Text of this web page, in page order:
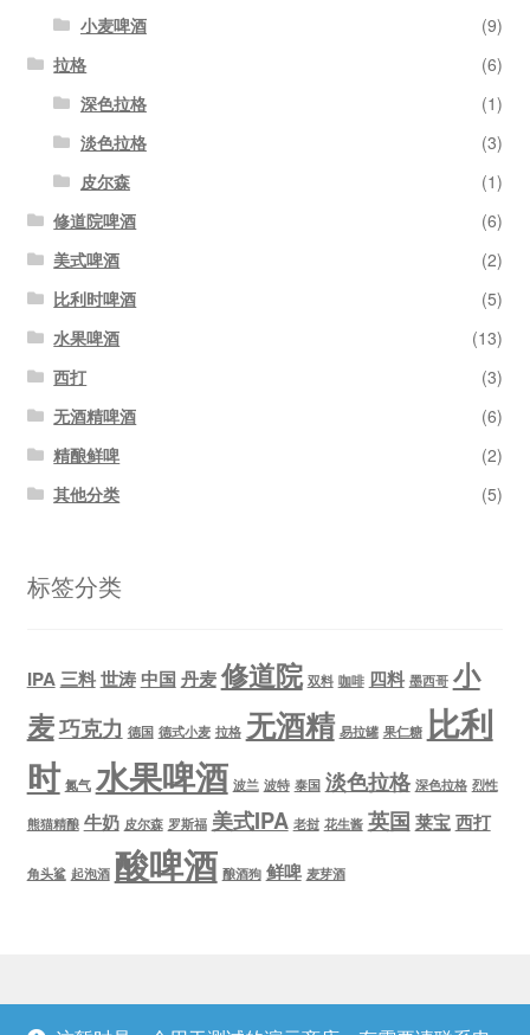
小麦啤酒
(9)
拉格
(6)
深色拉格
(1)
淡色拉格
(3)
皮尔森
(1)
修道院啤酒
(6)
美式啤酒
(2)
比利时啤酒
(5)
水果啤酒
(13)
西打
(3)
无酒精啤酒
(6)
精酿鲜啤
(2)
其他分类
(5)
标签分类
IPA三料世涛中国 丹麦修道院 双料 咖啡 四料 墨西哥 小
麦巧克力 德国 德式小麦 拉格 无酒精 易拉罐 果仁糖 比利
时 氮气 水果啤酒 波兰 波特 泰国 淡色拉格 深色拉格 烈性
熊猫精酿 牛奶 皮尔森 罗斯福 美式IPA 老挝 花生酱 英国 莱宝西打
角头鲨 起泡酒 酸啤酒 酿酒狗 鲜啤 麦芽酒